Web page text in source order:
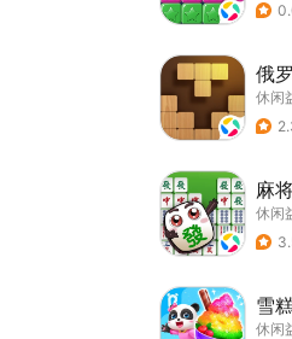
俄
休闲
麻
休闲
雪
休闲